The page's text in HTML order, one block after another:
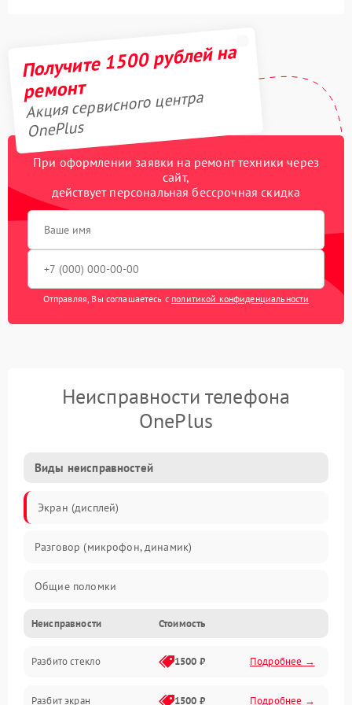
Получите 1500 рублей на
ремонт
Акция сервисного центра
OnePlus
При оформлении заявки на ремонт техники через
сайт,
действует персональная бессрочная скидка
Отправляя, Вы соглашаетесь с политикой конфиденциальности
Неисправности телефона
OnePlus
Виды неисправностей
Экран (дисплей)
Разговор (микрофон, динамик)
Общие поломки
Проблемы связи
Камеры
Неисправности Стоимость
Разбито стекло 1500 ₽ Подробнее →
Разбит экран 1500 ₽ Подробнее →